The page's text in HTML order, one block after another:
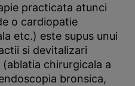
practicata atunci
o cardiopatie
etc.) este supus unui
si devitalizari
chirurgicala a
bronsica,